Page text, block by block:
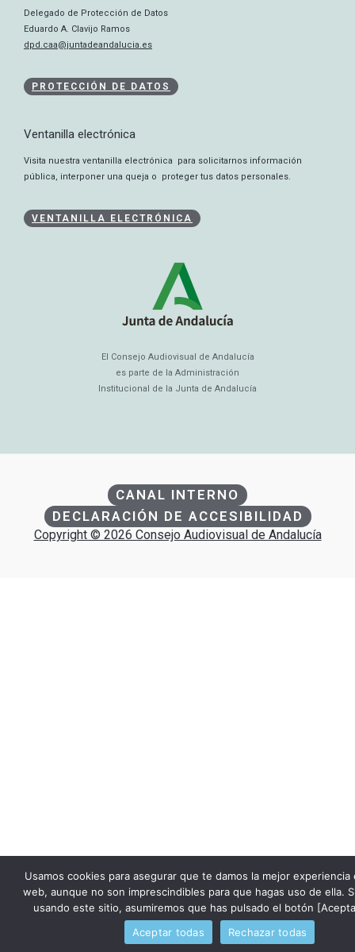
Delegado de Protección de Datos
Eduardo A. Clavijo Ramos
dpd.caa@juntadeandalucia.es
PROTECCIÓN DE DATOS
Ventanilla electrónica
Visita nuestra ventanilla electrónica para solicitarnos información
pública, interponer una queja o proteger tus datos personales.
VENTANILLA ELECTRÓNICA
El Consejo Audiovisual de Andalucía
es parte de la Administración
Institucional de la Junta de Andalucía
CANAL INTERNO
DECLARACIÓN DE ACCESIBILIDAD
Copyright © 2026 Consejo Audiovisual de Andalucía
Usamos cookies para asegurar que te damos la mejor experiencia
web, aunque no son imprescindibles para que hagas uso de ella.
usando este sitio, asumiremos que has pulsado el botón
Aceptar todas
Rechazar todas